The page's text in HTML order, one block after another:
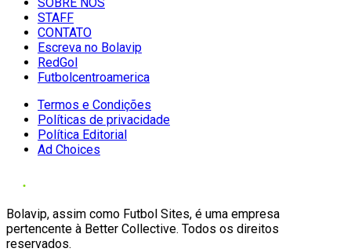
STAFF
CONTATO
Escreva no Bolavip
RedGol
Futbolcentroamerica
Termos e Condições
Políticas de privacidade
Política Editorial
Ad Choices
Bolavip, assim como Futbol Sites, é uma empresa
pertencente à Better Collective. Todos os direitos
reservados.